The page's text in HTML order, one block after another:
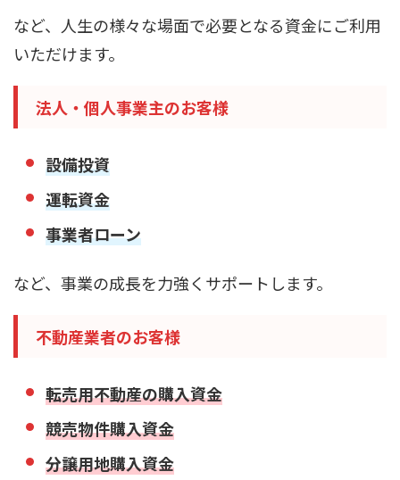
など、人生の様々な場面で必要となる資金にご利用
いただけます。
法人・個人事業主のお客様
設備投資
運転資金
事業者ローン
など、事業の成長を力強くサポートします。
不動産業者のお客様
転売用不動産の購入資金
競売物件購入資金
分譲用地購入資金